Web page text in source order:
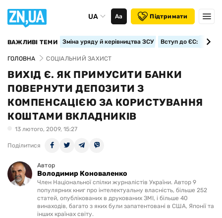
UA Аа Підтримати
ВАЖЛИВІ ТЕМИ Зміна уряду й керівництва ЗСУ Вступ до ЄС:
ГОЛОВНА СОЦІАЛЬНИЙ ЗАХИСТ
ВИХІД Є. ЯК ПРИМУСИТИ БАНКИ
ПОВЕРНУТИ ДЕПОЗИТИ З
КОМПЕНСАЦІЄЮ ЗА КОРИСТУВАННЯ
КОШТАМИ ВКЛАДНИКІВ
13 лютого, 2009, 15:27
Поділитися
Автор
Володимир Коноваленко
Член Національної спілки журналістів України. Автор 9
популярних книг про інтелектуальну власність, більше 252
статей, опублікованих в друкованих ЗМІ, і більше 40
винаходів, багато з яких були запатентовані в США, Японії та
інших країнах світу.